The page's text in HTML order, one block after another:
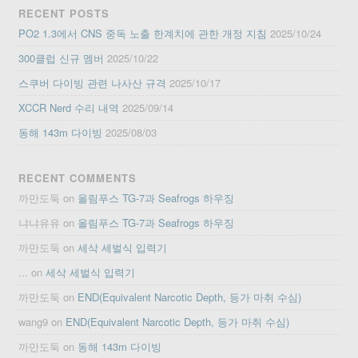
RECENT POSTS
PO2 1.3에서 CNS 중독 노출 한계치에 관한 개정 지침 2025/10/24
300클럽 신규 멤버 2025/10/22
스쿠버 다이빙 관련 나사산 규격 2025/10/17
XCCR Nerd 수리 내역 2025/09/14
동해 143m 다이빙 2025/08/03
RECENT COMMENTS
까만도둑 on 올림푸스 TG-7과 Seafrogs 하우징
냐냐유유 on 올림푸스 TG-7과 Seafrogs 하우징
까만도둑 on세삭 세벌식 입력기
... on세삭 세벌식 입력기
까만도둑 on END(Equivalent Narcotic Depth, 등가 마취 수심)
wang9 on END(Equivalent Narcotic Depth, 등가 마취 수심)
까만도둑 on 동해 143m 다이빙